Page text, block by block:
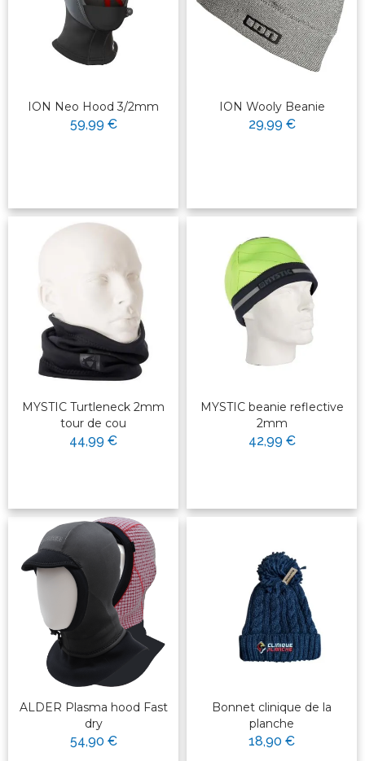
ION Neo Hood 3/2mm
59,99 €
ION Wooly Beanie
29,99 €
MYSTIC Turtleneck 2mm
tour de cou
44,99 €
MYSTIC beanie reflective
2mm
42,99 €
ALDER Plasma hood Fast
dry
54,90 €
Bonnet clinique de la
planche
18,90 €